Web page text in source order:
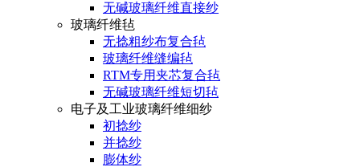
无碱玻璃纤维直接纱
玻璃纤维毡
无捻粗纱布复合毡
玻璃纤维缝编毡
RTM专用夹芯复合毡
无碱玻璃纤维短切毡
电子及工业玻璃纤维细纱
初捻纱
并捻纱
膨体纱